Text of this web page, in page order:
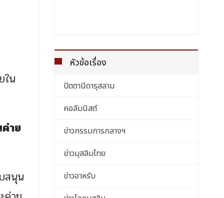
ใน
ค่าย
สนุน
หัวข้อเรื่อง
ปัตตานีดารุสลาม
คอลัมนิสต์
ข่าวกรรมการกลางฯ
ข่าวมุสลิมไทย
ข่าวอาหรับ